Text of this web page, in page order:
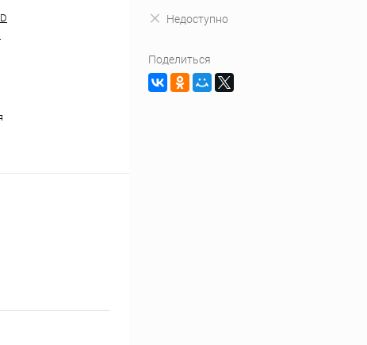
Недоступно
Поделиться